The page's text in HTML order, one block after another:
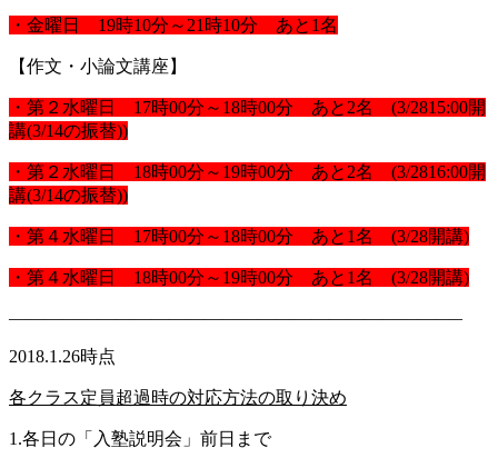
・金曜日 19時10分～21時10分 あと1名
【作文・小論文講座】
・第２水曜日 17時00分～18時00分 あと2名 (3/2815:00開
講(3/14の振替))
・第２水曜日 18時00分～19時00分 あと2名 (3/2816:00開
講(3/14の振替))
・第４水曜日 17時00分～18時00分 あと1名 (3/28開講)
・第４水曜日 18時00分～19時00分 あと1名 (3/28開講)
—————————————————————————–
2018.1.26時点
各クラス定員超過時の対応方法の取り決め
1.各日の「入塾説明会」前日まで